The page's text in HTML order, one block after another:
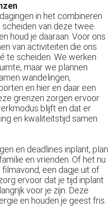
in het combineren
van deze twee.
houd je daaraan. Voor ons
van activiteiten die ons
te scheiden. We werken
maar we plannen
wandelingen,
en hier en daar een
grenzen zorgen ervoor
blijft en dat er
en kwaliteitstijd samen.
en deadlines inplant, plan
en vrienden. Of het nu
een dagje uit of
ervoor dat je tijd inplant
voor je zijn. Deze
en houden je geest fris.